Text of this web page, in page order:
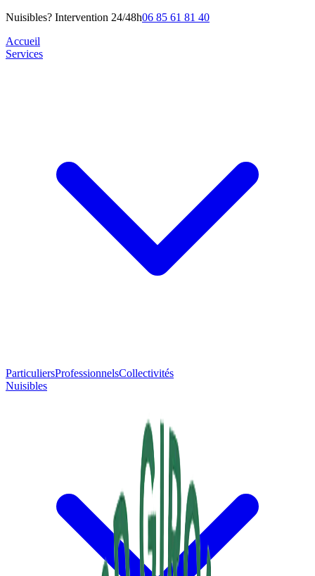
Nuisibles? Intervention 24/48h06 85 61 81 40
Accueil
Services
ParticuliersProfessionnelsCollectivités
Nuisibles